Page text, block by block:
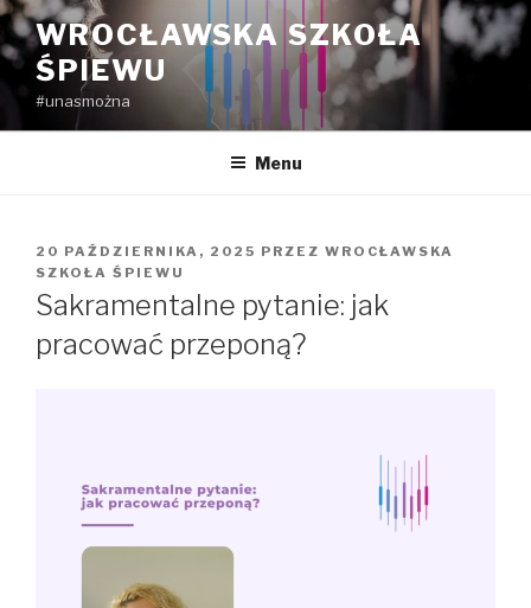
Przejdź
do
treści
WROCŁAWSKA SZKOŁA
ŚPIEWU
#unasmożna
Menu
OPUBLIKOWANE
W
20 PAŹDZIERNIKA, 2025 PRZEZ WROCŁAWSKA
SZKOŁA ŚPIEWU
Sakramentalne pytanie: jak
pracować przeponą?